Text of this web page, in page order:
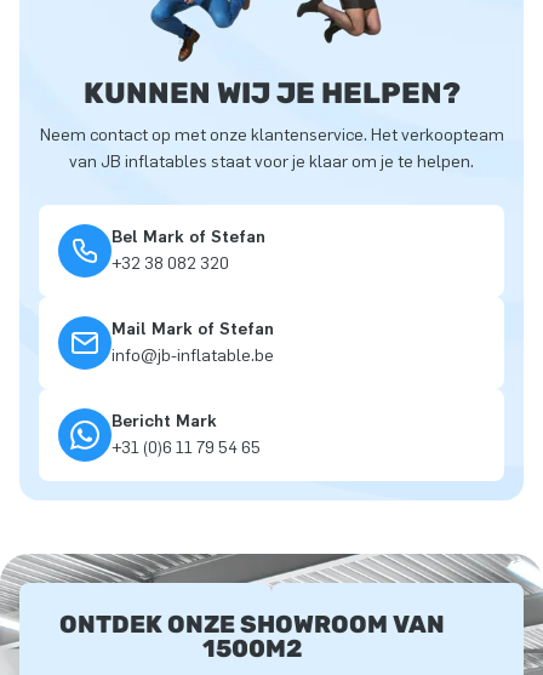
KUNNEN WIJ JE HELPEN?
Neem contact op met onze klantenservice. Het verkoopteam
van JB inflatables staat voor je klaar om je te helpen.
Bel Mark of Stefan
+32 38 082 320
Mail Mark of Stefan
info@jb-inflatable.be
Bericht Mark
+31 (0)6 11 79 54 65
ONTDEK ONZE SHOWROOM VAN
1500M2